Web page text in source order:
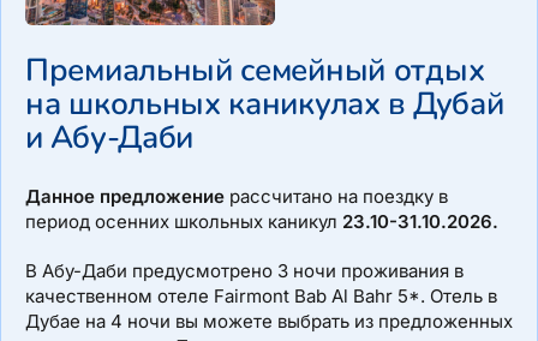
Премиальный семейный отдых
на школьных каникулах в Дубай
и Абу-Даби
Данное предложение рассчитано на поездку в
период осенних школьных каникул 23.10-31.10.2026.
В Абу-Даби предусмотрено 3 ночи проживания в
качественном отеле Fairmont Bab Al Bahr 5*. Отель в
Дубае на 4 ночи вы можете выбрать из предложенных